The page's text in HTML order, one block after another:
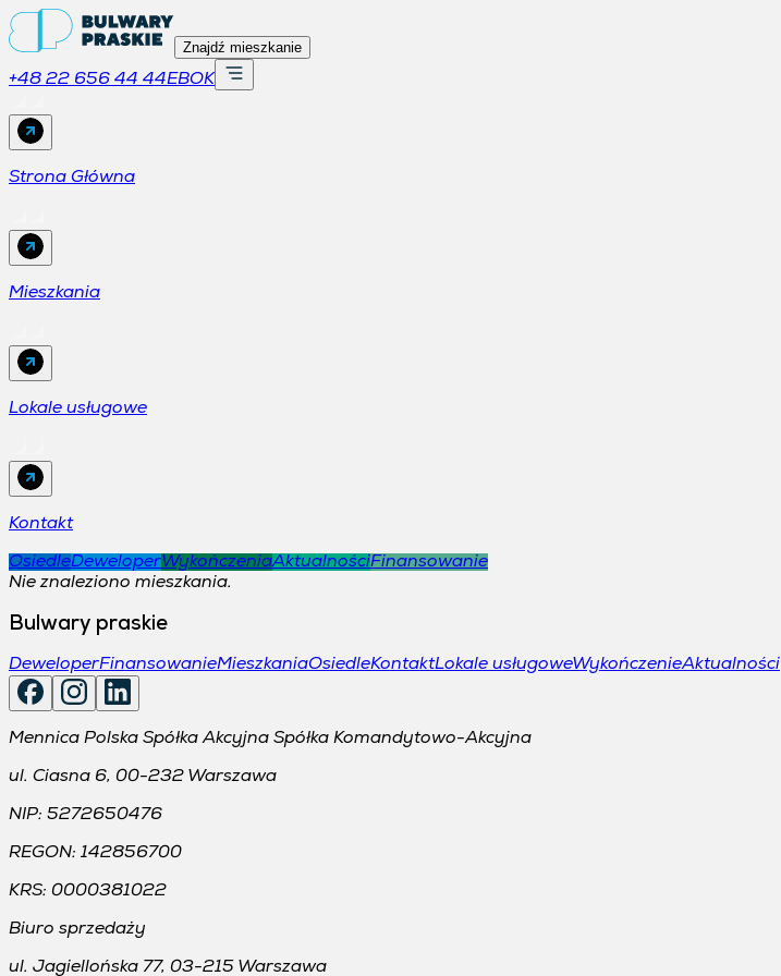
Znajdź mieszkanie
+48 22 656 44 44EBOK
Strona Główna
Mieszkania
Lokale usługowe
Kontakt
OsiedleDeweloperWykończeniaAktualnościFinansowanie
Nie znaleziono mieszkania.
Bulwary praskie
DeweloperFinansowanieMieszkaniaOsiedleKontaktLokale usługoweWykończenieAktualności
Mennica Polska Spółka Akcyjna Spółka Komandytowo-Akcyjna
ul. Ciasna 6, 00-232 Warszawa
NIP: 5272650476
REGON: 142856700
KRS: 0000381022
Biuro sprzedaży
ul. Jagiellońska 77, 03-215 Warszawa